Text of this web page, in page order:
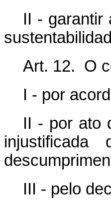
II - garantir
Art. 12. O
I - por
II - por ato
III - pelo